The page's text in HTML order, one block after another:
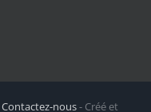
Contactez-nous- Créé et